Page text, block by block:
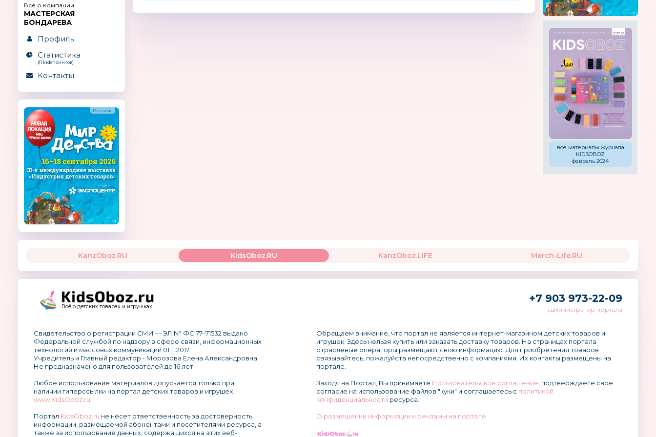
Всё о компании
МАСТЕРСКАЯ
БОНДАРЕВА
Профиль
Статистика
(11 kidsпоинтов)
Контакты
все материалы журнала
KIDSOBOZ
февраль 2024
KanzOboz.RU KidsOboz.RU KanzOboz.LIFE Merch-Life.RU
Всё о детских товарах и игрушках
+7 903 973-22-09
администратор портала
Свидетельство о регистрации СМИ — ЭЛ № ФС 77–71532 выдано
Федеральной службой по надзору в сфере связи, информационных
технологий и массовых коммуникаций 01.11.2017.
Учредитель и Главный редактор - Морозова Елена Александровна.
Не предназначено для пользователей до 16 лет.
Любое использование материалов допускается только при
наличии гиперссылки на портал детских товаров и игрушек
www.KidsOboz.ru
Портал KidsOboz.ru не несет ответственность за достоверность
информации, размещаемой абонентами и посетителями ресурса, а
также за использование данных, содержащихся на этих веб-
Обращаем внимание, что портал не является интернет-магазином детских товаров и
игрушек. Здесь нельзя купить или заказать доставку товаров. На страницах портала
отраслевые операторы размещают свою информацию. Для приобретения товаров
связывайтесь, пожалуйста непосредственно с компаниями. Их контакты размещены на
портале.
Заходя на Портал, Вы принимаете Пользовательское соглашение , подтверждаете свое
согласие на использование файлов "куки" и соглашаетесь с политикой
конфиденциальности ресурса.
О размещении информации и рекламы на портале